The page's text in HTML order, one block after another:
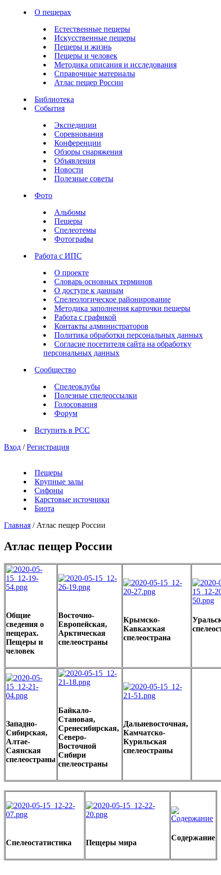
О пещерах
Естественные пещеры
Искусственные пещеры
Пещеры и жизнь
Пещеры и человек
Методика описания и исследования
Справочные материалы
Атлас пещер России
Библиотека
События
Экспедиции
Соревнования
Конференции
Обзоры снаряжения
Объявления
Новости
Полезные советы
Фото
Альбомы
Пещеры
Спелеотемы
Фотографы
Работа с ИПС
О проекте
Словарь основных терминов
О доступе к данным
Спелеологическое районирование
Методика заполнения карточки пещеры
Работа с графикой
Контакты администраторов
Политика обработки персональных данных
Согласие посетителя сайта на обработку
персональных данных
Сообщество
Спелеоклубы
Полезные спелеоссылки
Голосования
Форум
Вступить в РСС
Вход / Регистрация
Пещеры
Крупные залы
Сифоны
Карстовые источники
Биота
Главная / Атлас пещер России
Атлас пещер России
Общие
сведения о
пещерах.
Пещеры и
человек
Восточно-
Европейская,
Арктическая
спелеостраны
Крымско-
Кавказская
спелеострана
Западно-
Сибирская,
Алтае-
Саянская
спелеостраны
Байкало-
Становая,
Сренесибирская,
Северо-
Восточной
Сибири
спелеостраны
Дальневосточная,
Камчатско-
Курильская
спелеостраны
Спелеостатистика Пещеры мира
Содержание